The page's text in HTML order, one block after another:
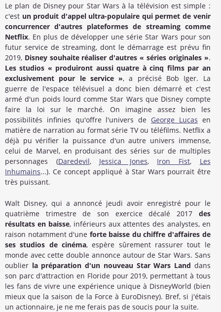
Le plan de Disney pour Star Wars à la télévision est simple :
c'est un produit d'appel ultra-populaire qui permet de venir
concurrencer d'autres plateformes de streaming comme
Netflix. En plus de développer une série Star Wars pour son
futur service de streaming, dont le démarrage est prévu fin
2019, Disney souhaite réaliser d'autres « séries originales ».
Les studios « produiront aussi quatre à cinq films par an
exclusivement pour le service », a précisé Bob Iger. La
guerre de l'espace télévisuel a donc bien démarré et c'est
armé d'un poids lourd comme Star Wars que Disney compte
faire la loi sur le marché. On imagine assez bien les
possibilités infinies qu'offre l'univers de George Lucas en
matière de narration au format série TV ou téléfilms. Netflix a
déjà pu vérifier la puissance d'un autre univers immense,
celui de Marvel, en produisant des séries sur de multiples
personnages (Daredevil, Jessica Jones, Iron Fist, Les
Inhumains...). Ce concept appliqué à Star Wars pourrait être
très puissant.
Walt Disney, qui a annoncé jeudi avoir enregistré pour le
quatrième trimestre de son exercice décalé 2017 des
résultats en baisse, inférieurs aux attentes des analystes, en
raison notamment d'une forte baisse du chiffre d'affaires de
ses studios de cinéma, espère sûrement rassurer tout le
monde avec cette double annonce autour de Star Wars. Sans
oublier la préparation d'un nouveau Star Wars Land dans
son parc d'attraction en Floride pour 2019, permettant à tous
les fans de vivre une expérience unique à DisneyWorld (bien
mieux que la saison de la Force à EuroDisney). Bref, si j'étais
un actionnaire, je ne me ferais pas de soucis pour la suite.